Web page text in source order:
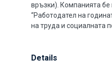
връзки). Компанията бе
“Работодател на
на труда и социалната
Details